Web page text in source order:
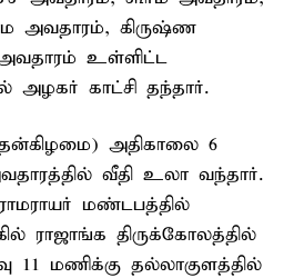
அவதாரம், கிருஷ்ண
உள்ளிட்ட
காட்சி தந்தார்.
அதிகாலை 6
வீதி உலா வந்தார்.
மண்டபத்தில்
ராஜாங்க திருக்கோலத்தில்
11 மணிக்கு தல்லாகுளத்தில்